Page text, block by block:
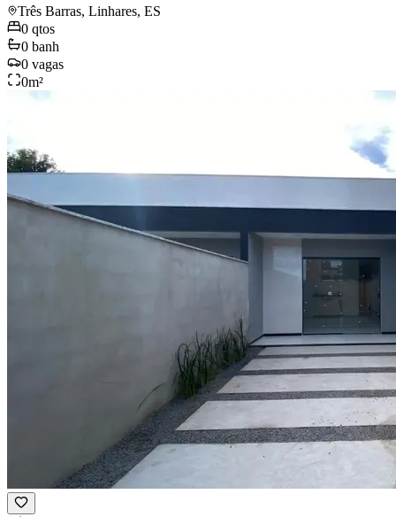
Três Barras, Linhares, ES
0 qtos
0 banh
0 vagas
0m²